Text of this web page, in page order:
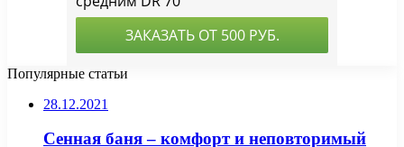
Популярные статьи
28.12.2021
Сенная баня – комфорт и неповторимый